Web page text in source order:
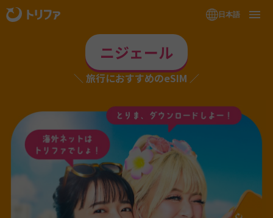
日本語
ニジェール
旅行におすすめのeSIM